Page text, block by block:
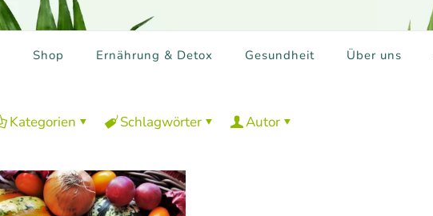
Shop Ernährung & Detox Gesundheit Über uns
Kategorien Schlagwörter Autor